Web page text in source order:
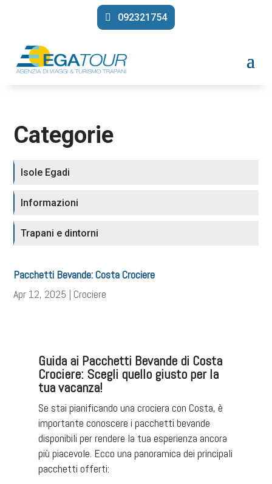
092321754
Categorie
Isole Egadi
Informazioni
Trapani e dintorni
Pacchetti Bevande: Costa Crociere
Apr 12, 2025 | Crociere
Guida ai Pacchetti Bevande di Costa
Crociere: Scegli quello giusto per la
tua vacanza!
Se stai pianificando una crociera con Costa, è
importante conoscere i pacchetti bevande
disponibili per rendere la tua esperienza ancora
più piacevole. Ecco una panoramica dei principali
pacchetti offerti:​